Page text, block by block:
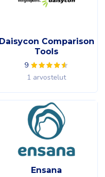
Daisycon Comparison
Tools
9
1 arvostelut
Ensana